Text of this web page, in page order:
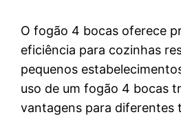
O fogão 4 bocas oferece
eficiência para cozinhas
pequenos
uso de um fogão 4 bocas
vantagens para diferentes